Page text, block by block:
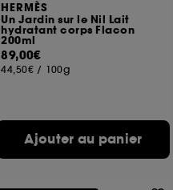
HERMÈS
Un Jardin sur le Nil Lait
hydratant corps Flacon
200ml
89,00€
44,50€ / 100g
Ajouter au panier